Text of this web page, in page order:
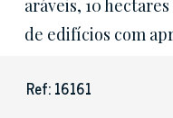
aráveis, 10
de edifícios com
Ref: 16161